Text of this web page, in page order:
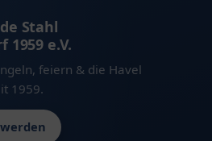
Stahl
1959 e.V.
feiern & die Havel
1959.